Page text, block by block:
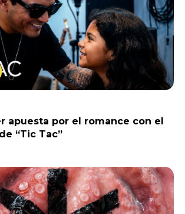
apuesta por el romance con el
“Tic Tac”